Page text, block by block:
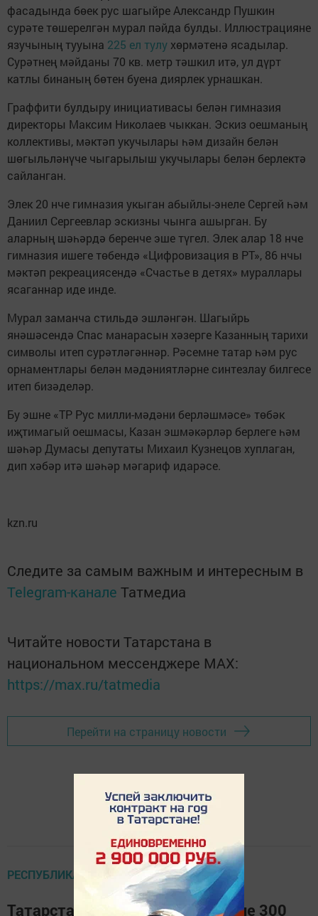
фасадында бөек рус шагыйре Александр Пушкин
сурәте төшерелгән мурал пәйда булды. Иллюстрацияне
язучының тууына 225 ел тулу хөрмәтенә ясадылар.
Сурәтнең мәйданы 70 кв. метр тәшкил итә, ул дүрт
катлы бинаның бөтен буена диярлек урнашкан.
Граффити булдыру инициативасы белән гимназия
директоры Максим Николаев чыккан. Эскиз оешманың
коллективы, мәктәп укучылары һәм дизайн белән
шөгыльләнүче чыгарылыш укучылары белән берлектә
сайланган.
Элек 20 нче гимназия укыган абыйлы-энеле Сергей һәм
Даниил Сергеевлар эскизны чынга ашырган. Бу
аларның шәһәрдә беренче эше түгел. Элек алар 18 нче
гимназия ишеге төбендә «Цифровизация в РТ», 86 нчы
мәктәп рекреациясендә «Счастье в детях» мураллары
ясаганнар иде инде.
Мурал заманча стильдә эшләнгән. Шагыйрь
янәшәсендә Спас манарасын хәзерге Казанның тарихи
символы итеп сурәтләгәннәр. Рәсемне татар һәм рус
орнаментлары белән мәдәниятләрне синтезлау билгесе
итеп бизәделәр.
Бу эшне «ТР Рус милли-мәдәни берләшмәсе» төбәк
иҗтимагый оешмасы, Казан эшмәкәрләр берлеге һәм
шәһәр Думасы депутаты Михаил Кузнецов хуплаган,
дип хәбәр итә шәһәр мәгариф идарәсе.
kzn.ru
Следите за самым важным и интересным в
Telegram-канале Татмедиа
Читайте новости Татарстана в
национальном мессенджере MАХ:
https://max.ru/tatmedia
Перейти на страницу новости
РЕСПУБЛИКАДА
Татарстанда БДИ буенча беренче 300